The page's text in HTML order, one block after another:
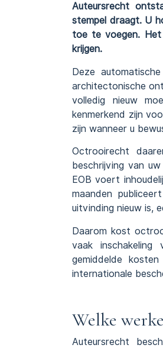
Auteursrecht
stempel draagt. U
toe te voegen.
krijgen.
Deze
architectonische
volledig nieuw
kenmerkend zijn
zijn wanneer u
Octrooirecht
beschrijving van uw
EOB voert
maanden
uitvinding nieuw is,
Daarom kost
vaak inschakeling
gemiddelde
internationale
Welke
Auteursrecht